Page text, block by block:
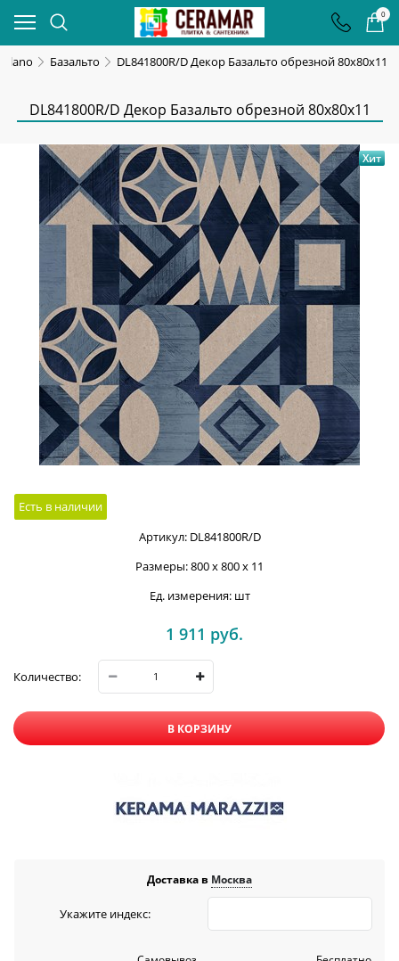
0
Базальто DL841800R/D Декор Базальто обрезной 80x80x11
DL841800R/D Декор Базальто обрезной 80x80x11
Хит
Есть в наличии
Артикул: DL841800R/D
Размеры:800 x 800 x 11
Ед. измерения: шт
1 911 руб.
Количество:
В КОРЗИНУ
Доставка в Москва
Укажите индекс: